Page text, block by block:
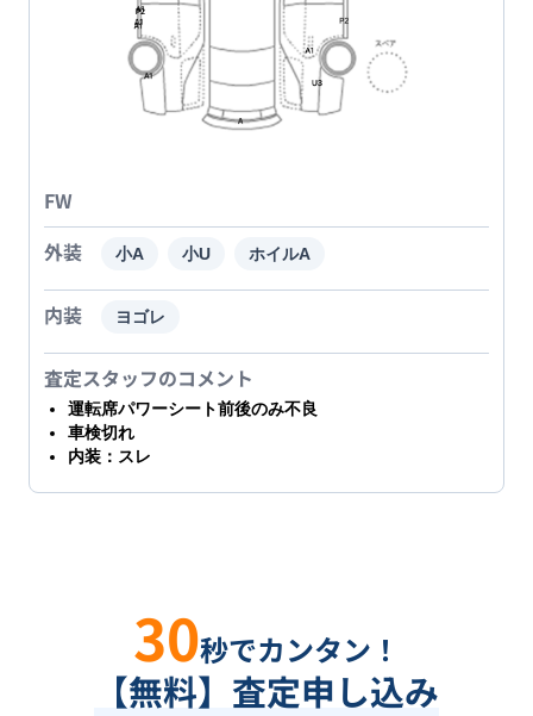
FW
外装
小A 小U ホイルA
内装 ヨゴレ
査定スタッフのコメント
運転席パワーシート前後のみ不良
車検切れ
内装：スレ
30秒でカンタン！
【無料】査定申し込み